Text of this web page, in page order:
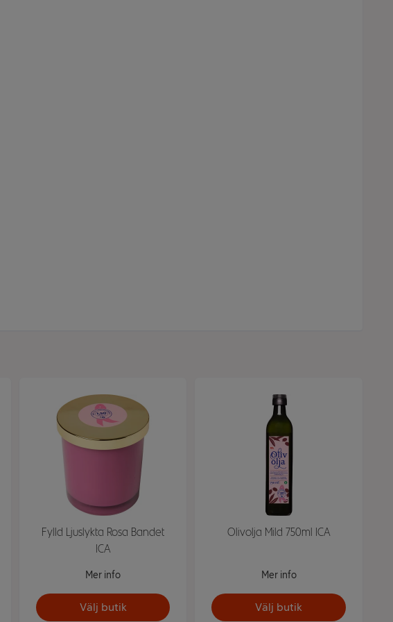
Fylld Ljuslykta Rosa Bandet
ICA
Mer info
Välj butik
Olivolja Mild 750ml ICA
Mer info
Välj butik